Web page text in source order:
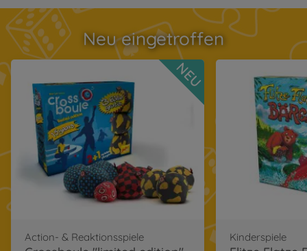
Neu eingetroffen
Action- & Reaktionsspiele
NEU
Kinderspiele